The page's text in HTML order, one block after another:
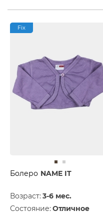
Fix
Болеро NAME IT
Возраст: 3-6 мес.
Состояние: Отличное